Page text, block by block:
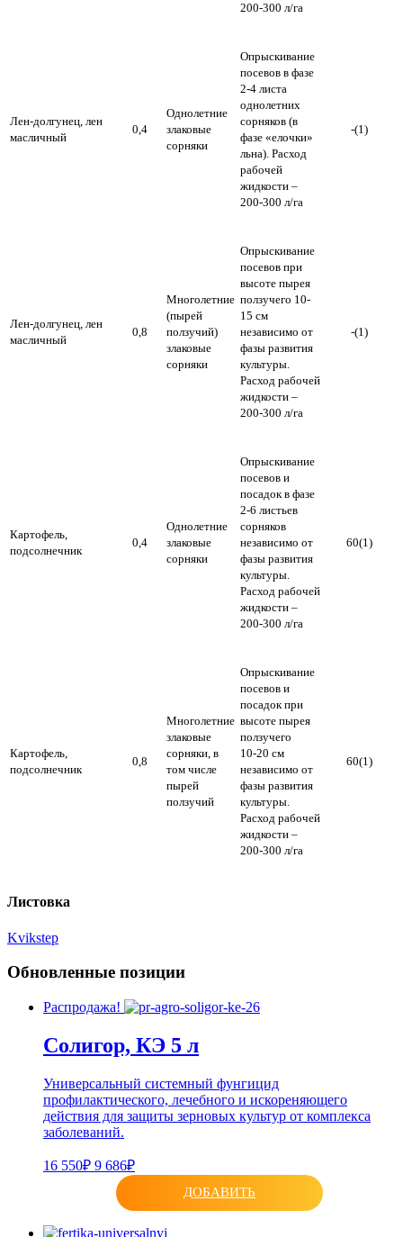
200-300 л/га
Лен-долгунец, лен
масличный
0,4
Однолетние
злаковые
сорняки
Опрыскивание
посевов в фазе
2-4 листа
однолетних
сорняков (в
фазе «елочки»
льна). Расход
рабочей
жидкости –
200-300 л/га
-(1)
Лен-долгунец, лен
масличный
0,8
Многолетние
(пырей
ползучий)
злаковые
сорняки
Опрыскивание
посевов при
высоте пырея
ползучего 10-
15 см
независимо от
фазы развития
культуры.
Расход рабочей
жидкости –
200-300 л/га
-(1)
Картофель,
подсолнечник
0,4
Однолетние
злаковые
сорняки
Опрыскивание
посевов и
посадок в фазе
2-6 листьев
сорняков
независимо от
фазы развития
культуры.
Расход рабочей
жидкости –
200-300 л/га
60(1)
Картофель,
подсолнечник
0,8
Многолетние
злаковые
сорняки, в
том числе
пырей
ползучий
Опрыскивание
посевов и
посадок при
высоте пырея
ползучего
10-20 см
независимо от
фазы развития
культуры.
Расход рабочей
жидкости –
200-300 л/га
60(1)
Листовка
Kvikstep
Обновленные позиции
Распродажа!
Солигор, КЭ 5 л
Универсальный системный фунгицид
профилактического, лечебного и искореняющего
действия для защиты зерновых культур от комплекса
заболеваний.
16 550₽ 9 686₽
ДОБАВИТЬ